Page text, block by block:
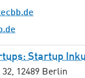
Startup
32, 12489 Berlin